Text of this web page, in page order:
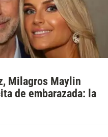
Milagros Maylin
de embarazada: la